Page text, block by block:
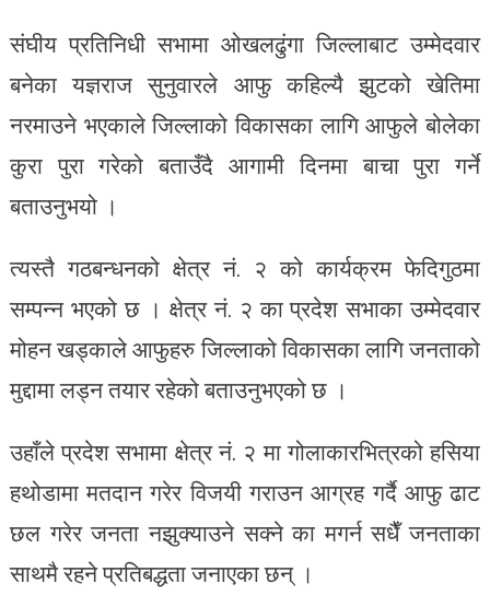
संघीय प्रतिनिधी सभामा ओखलढुंगा जिल्लाबाट उम्मेदवार
बनेका यज्ञराज सुनुवारले आफु कहिल्यै झुटको खेतिमा
नरमाउने भएकाले जिल्लाको विकासका लागि आफुले बोलेका
कुरा पुरा गरेको बताउँदै आगामी दिनमा बाचा पुरा गर्ने
बताउनुभयो ।
त्यस्तै गठबन्धनको क्षेत्र नं. २ को कार्यक्रम फेदिगुठमा
सम्पन्न भएको छ । क्षेत्र नं. २ का प्रदेश सभाका उम्मेदवार
मोहन खड्काले आफुहरु जिल्लाको विकासका लागि जनताको
मुद्दामा लड्न तयार रहेको बताउनुभएको छ ।
उहाँले प्रदेश सभामा क्षेत्र नं. २ मा गोलाकारभित्रको हसिया
हथोडामा मतदान गरेर विजयी गराउन आग्रह गर्दै आफु ढाट
छल गरेर जनता नझुक्याउने सक्ने का मगर्न सधैँ जनताका
साथमै रहने प्रतिबद्धता जनाएका छन् ।